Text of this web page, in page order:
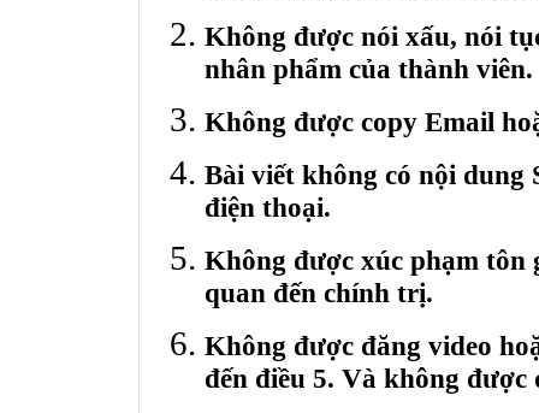
Không được nói xấu, nói
nhân phẩm của thành viên.
Không được copy Email
Bài viết không có nội dung
điện thoại.
Không được xúc phạm tôn
quan đến chính trị.
Không được đăng video
đến điều 5. Và không